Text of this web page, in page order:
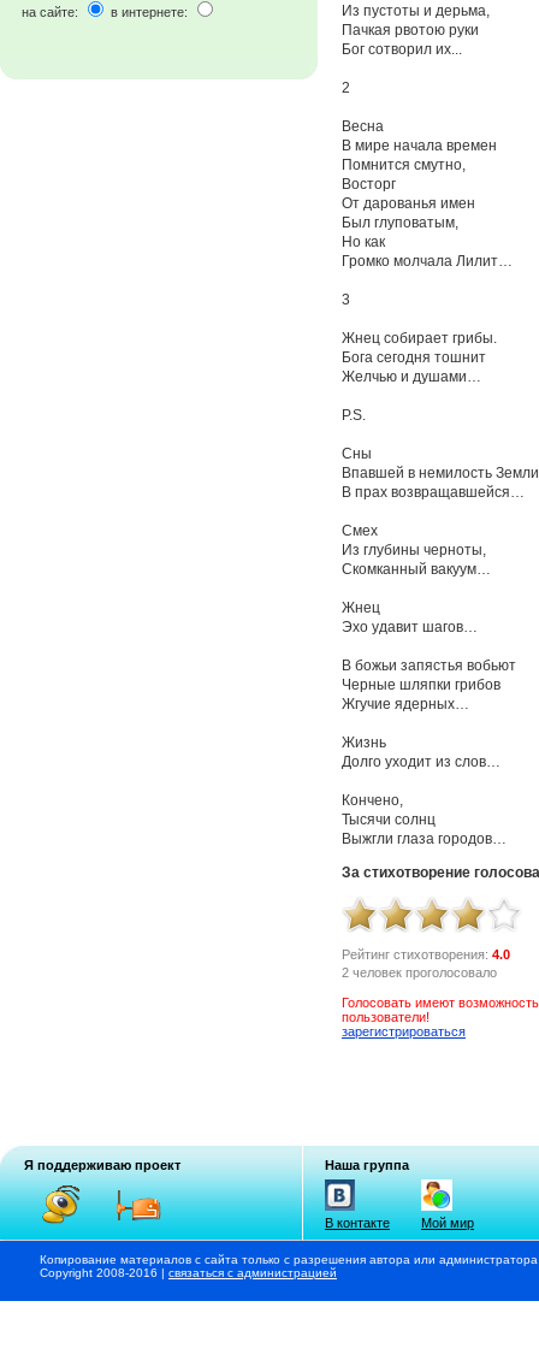
на сайте: в интернете:
Из пустоты и дерьма,
Пачкая рвотою руки
Бог сотворил их...
2
Весна
В мире начала времен
Помнится смутно,
Восторг
От дарованья имен
Был глуповатым,
Но как
Громко молчала Лилит…
3
Жнец собирает грибы.
Бога сегодня тошнит
Желчью и душами…
P.S.
Cны
Впавшей в немилость Земли
В прах возвращавшейся…
Смех
Из глубины черноты,
Скомканный вакуум…
Жнец
Эхо удавит шагов…
В божьи запястья вобьют
Черные шляпки грибов
Жгучие ядерных…
Жизнь
Долго уходит из слов…
Кончено,
Тысячи солнц
Выжгли глаза городов…
За стихотворение
Рейтинг стихотворения: 4.0
2 человек проголосовало
Голосовать имеют
пользователи!
зарегистрироваться
Я поддерживаю проект Наша группа
В контакте Мой мир
Копирование материалов с сайта только с разрешения автора или
Copyright 2008-2016 | связаться с администрацией